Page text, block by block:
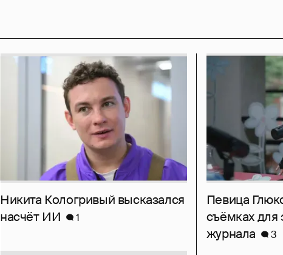
Никита Кологривый высказался
насчёт ИИ
1
Певица
съёмках для
журнала
3